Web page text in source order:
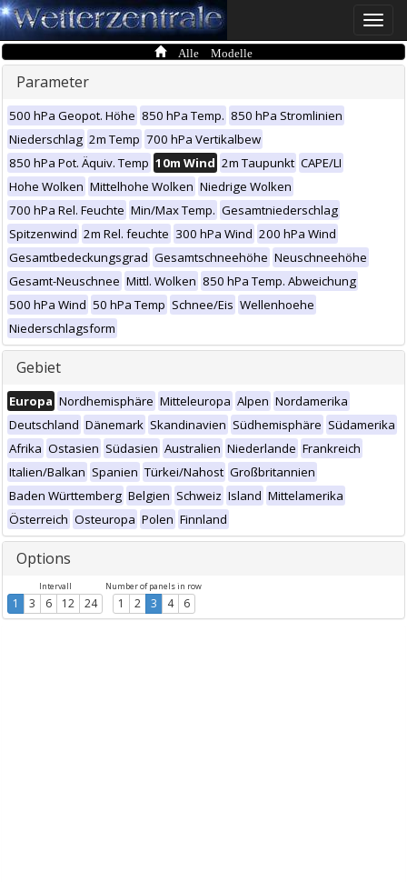
Toggle
Alle Modelle
Parameter
500 hPa Geopot. Höhe 850 hPa Temp. 850 hPa Stromlinien
Niederschlag 2m Temp 700 hPa Vertikalbew
850 hPa Pot. Äquiv. Temp 10m Wind 2m Taupunkt CAPE/LI
Hohe Wolken Mittelhohe Wolken Niedrige Wolken
700 hPa Rel. Feuchte Min/Max Temp. Gesamtniederschlag
Spitzenwind 2m Rel. feuchte 300 hPa Wind 200 hPa Wind
Gesamtbedeckungsgrad Gesamtschneehöhe Neuschneehöhe
Gesamt-Neuschnee Mittl. Wolken 850 hPa Temp. Abweichung
500 hPa Wind 50 hPa Temp Schnee/Eis Wellenhoehe
Niederschlagsform
Gebiet
Europa Nordhemisphäre Mitteleuropa Alpen Nordamerika
Deutschland Dänemark Skandinavien Südhemisphäre Südamerika
Afrika Ostasien Südasien Australien Niederlande Frankreich
Italien/Balkan Spanien Türkei/Nahost Großbritannien
Baden Württemberg Belgien Schweiz Island Mittelamerika
Österreich Osteuropa Polen Finnland
Options
Intervall
1 3 6 12 24
Number of panels in row
1 2 3 4 6